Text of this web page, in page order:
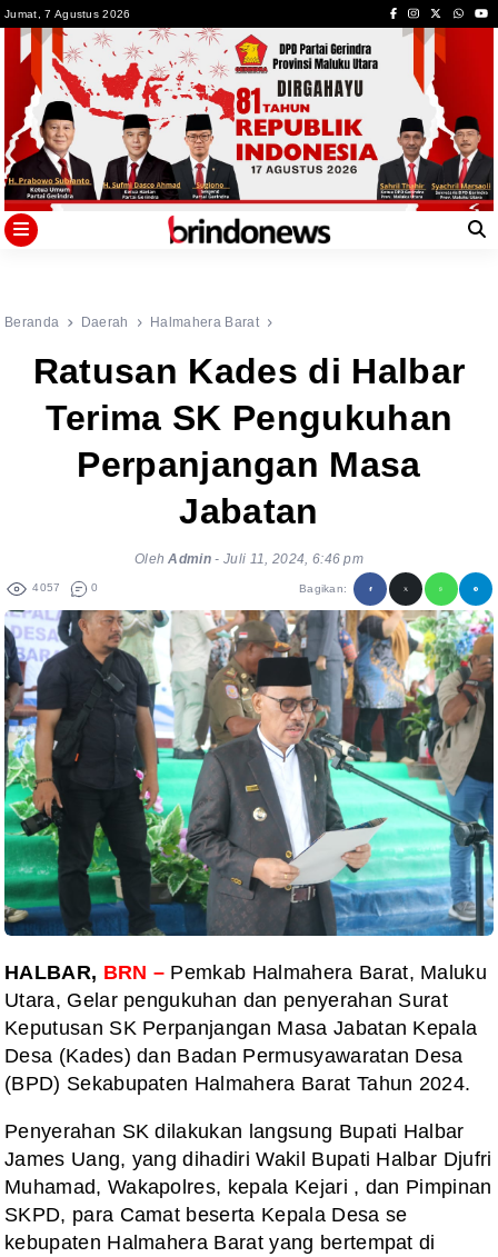
toJumat, 7 Agustus 2026
Beranda Daerah Halmahera Barat
Ratusan Kades di Halbar
Terima SK Pengukuhan
Perpanjangan Masa
Jabatan
OlehAdmin -Juli 11, 2024, 6:46 pm
4057 0 Bagikan:
HALBAR, BRN – Pemkab Halmahera Barat, Maluku
Utara, Gelar pengukuhan dan penyerahan Surat
Keputusan SK Perpanjangan Masa Jabatan Kepala
Desa (Kades) dan Badan Permusyawaratan Desa
(BPD) Sekabupaten Halmahera Barat Tahun 2024.
Penyerahan SK dilakukan langsung Bupati Halbar
James Uang, yang dihadiri Wakil Bupati Halbar Djufri
Muhamad, Wakapolres, kepala Kejari , dan Pimpinan
SKPD, para Camat beserta Kepala Desa se
kebupaten Halmahera Barat yang bertempat di